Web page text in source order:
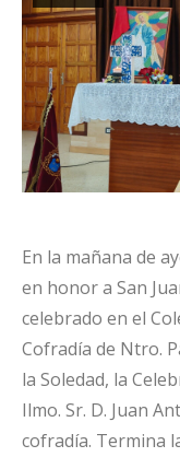
En la mañana de
en honor a San
celebrado en el
Cofradía de Ntro.
la Soledad, la
Ilmo. Sr. D. Juan
cofradía. Termina